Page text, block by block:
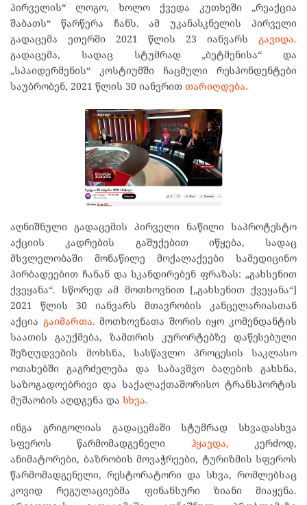
პირველის“ ლოგო, ხოლო ქვედა კუთხეში „რეაქცია
შაბათს“ წარწერა ჩანს. ამ უკანასკნელის პირველი
გადაცემა ეთერში 2021 წლის 23 იანვარს გავიდა.
გადაცემა, სადაც სტუმრად „ბეტმენისა“ და
„სპაიდერმენის“ კოსტიუმში ჩაცმული რესპონდენტები
საუბრობენ, 2021 წლის 30 იანვრით თარიღდება.
აღნიშნული გადაცემის პირველი ნაწილი საპროტესტო
აქციის კადრების გაშუქებით იწყება, სადაც
მსვლელობაში მონაწილე მოქალაქეები სამედიცინო
პირბადეებით ჩანან და სკანდირებენ ფრაზას: „გახსენით
ქვეყანა“. სწორედ ამ მოთხოვნით [„გახსენით ქვეყანა“]
2021 წლის 30 იანვარს მთავრობის კანცელარიასთან
აქცია გაიმართა. მოთხოვნათა შორის იყო კომენდანტის
საათის გაუქმება, ზამთრის კურორტებზე დაწესებული
შეზღუდვების მოხსნა, სასწავლო პროცესის საკლასო
ოთახებში გაგრძელება და საბავშვო ბაღების გახსნა,
საზოგადოებრივი და საქალაქთაშორისო ტრანსპორტის
მუშაობის აღდგენა და სხვა.
ინგა გრიგოლიას გადაცემაში სტუმრად სხვადასხვა
სფეროს წარმომადგენელი ჰყავდა, კერძოდ,
ანიმატორები, ბაზრობის მოვაჭრეები, ტურიზმის სფეროს
წარმომადგენელი, რესტორატორი და სხვა, რომლებსაც
კოვიდ რეგულაციებმა ფინანსური ზიანი მიაყენა.